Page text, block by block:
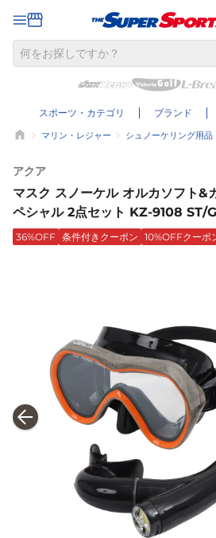
スポーツ・カテゴリ ブランド
マリン・レジャー シュノーケリング用品
アクア
マスク スノーケル オルカソフト&
ペシャル 2点セット KZ-9108 ST/
36%OFF 条件付きクーポン 10%OFFクーポ